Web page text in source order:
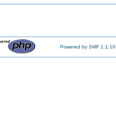
Powered by SMF 1.1.10